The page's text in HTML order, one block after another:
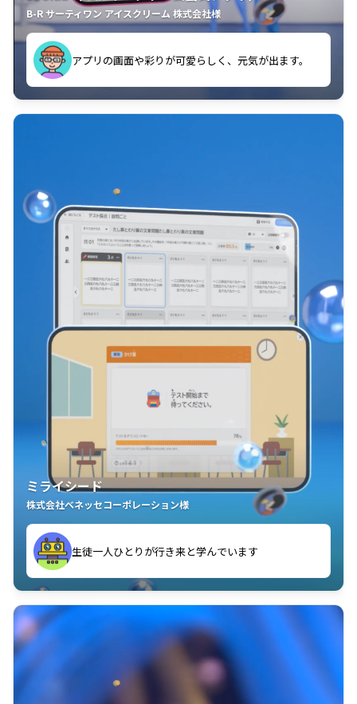
B-R サーティワン アイスクリーム 株式会社様
アプリの画面や彩りが可愛らしく、元気が出ます。
クラスごとに特典があるようなので使うのが楽しいで
す。
ミライシード
株式会社ベネッセコーポレーション様
生徒一人ひとりが行き来と学んでいます
教室中の児童生徒が「問題が解けてうれしい」「解く
ことが楽しい」を実感しています